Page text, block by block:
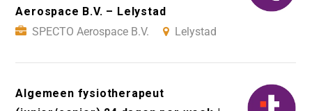
Aerospace B.V. – Lelystad
SPECTO Aerospace B.V.
Lelystad
Algemeen fysiotherapeut